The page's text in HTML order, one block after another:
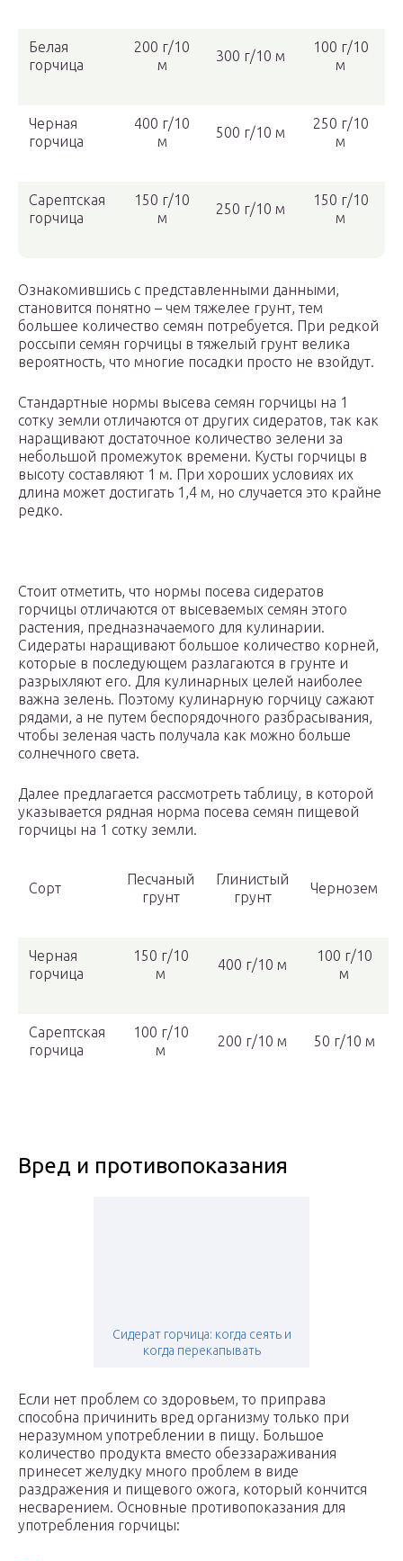
Белая
горчица
200 г/10
м
300 г/10 м
100 г/10
м
Черная
горчица
400 г/10
м
500 г/10 м
250 г/10
м
Сарептская
горчица
150 г/10
м
250 г/10 м
150 г/10
м
Ознакомившись с представленными данными,
становится понятно – чем тяжелее грунт, тем
большее количество семян потребуется. При редкой
россыпи семян горчицы в тяжелый грунт велика
вероятность, что многие посадки просто не взойдут.
Стандартные нормы высева семян горчицы на 1
сотку земли отличаются от других сидератов, так как
наращивают достаточное количество зелени за
небольшой промежуток времени. Кусты горчицы в
высоту составляют 1 м. При хороших условиях их
длина может достигать 1,4 м, но случается это крайне
редко.
Стоит отметить, что нормы посева сидератов
горчицы отличаются от высеваемых семян этого
растения, предназначаемого для кулинарии.
Сидераты наращивают большое количество корней,
которые в последующем разлагаются в грунте и
разрыхляют его. Для кулинарных целей наиболее
важна зелень. Поэтому кулинарную горчицу сажают
рядами, а не путем беспорядочного разбрасывания,
чтобы зеленая часть получала как можно больше
солнечного света.
Далее предлагается рассмотреть таблицу, в которой
указывается рядная норма посева семян пищевой
горчицы на 1 сотку земли.
Сорт
Песчаный
грунт
Глинистый
грунт
Чернозем
Черная
горчица
150 г/10
м
400 г/10 м
100 г/10
м
Сарептская
горчица
100 г/10
м
200 г/10 м 50 г/10 м
Вред и противопоказания
Сидерат горчица: когда сеять и
когда перекапывать
Если нет проблем со здоровьем, то приправа
способна причинить вред организму только при
неразумном употреблении в пищу. Большое
количество продукта вместо обеззараживания
принесет желудку много проблем в виде
раздражения и пищевого ожога, который кончится
несварением. Основные противопоказания для
употребления горчицы: